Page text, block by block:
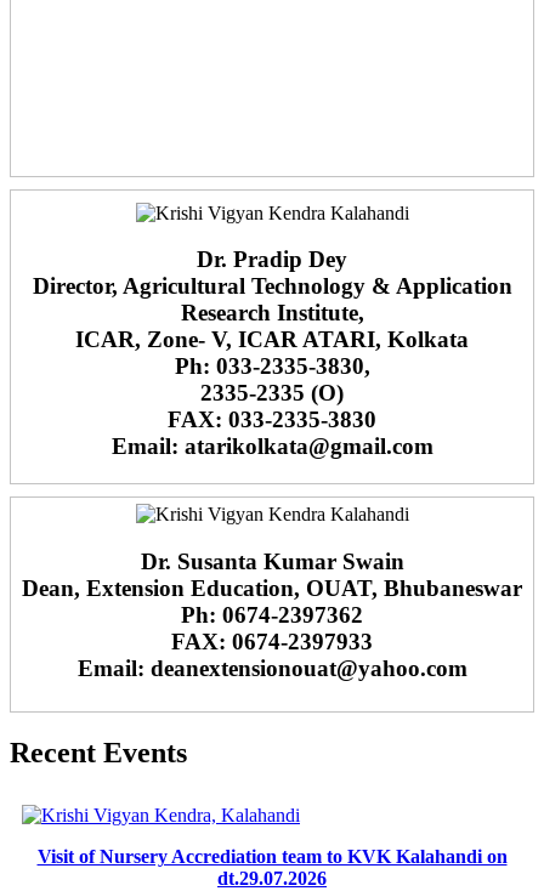
Dr. Pradip Dey
Director, Agricultural Technology & Application
Research Institute,
ICAR, Zone- V, ICAR ATARI, Kolkata
Ph: 033-2335-3830,
2335-2335 (O)
FAX: 033-2335-3830
Email: atarikolkata@gmail.com
Dr. Susanta Kumar Swain
Dean, Extension Education, OUAT, Bhubaneswar
Ph: 0674-2397362
FAX: 0674-2397933
Email: deanextensionouat@yahoo.com
Recent Events
Visit of Nursery Accrediation team to KVK Kalahandi on
dt.29.07.2026